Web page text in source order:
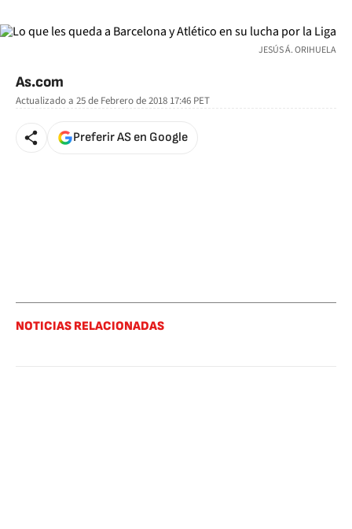
JESÚS Á. ORIHUELA
As.com
Actualizado a 25 de Febrero de 2018 17:46 PET
Preferir AS en Google
NOTICIAS RELACIONADAS